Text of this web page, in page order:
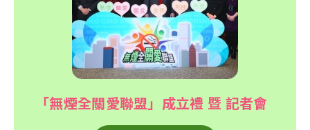
「無煙全關愛聯盟」成立禮 暨 記者會